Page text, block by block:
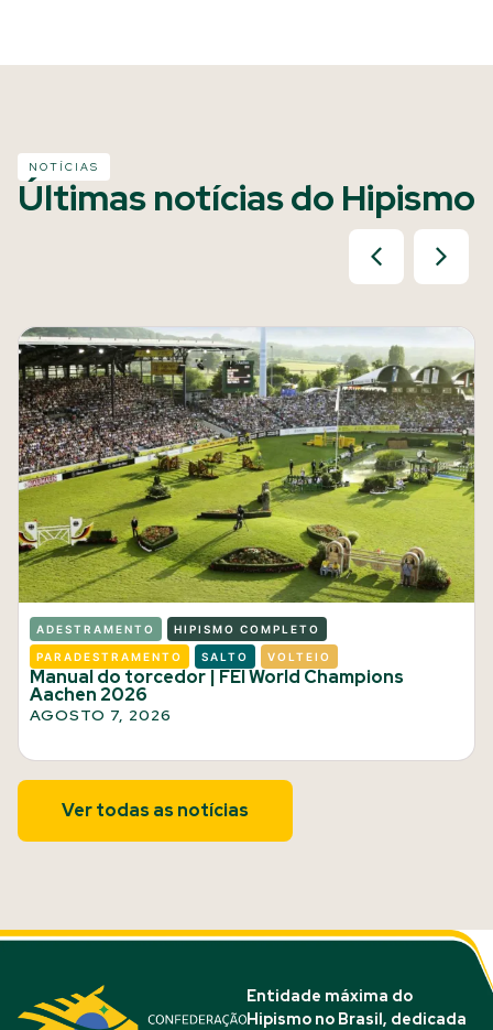
NOTÍCIAS
Últimas notícias do Hipismo
ADESTRAMENTO HIPISMO COMPLETO
PARADESTRAMENTO SALTO VOLTEIO
Manual do torcedor | FEI World Champions
Aachen 2026
AGOSTO 7, 2026
Ver todas as notícias
Entidade máxima do
Hipismo no Brasil, dedicada